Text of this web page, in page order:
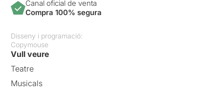
Canal oficial de venta
Compra 100% segura
Disseny i programació:
Copymouse
Vull veure
Teatre
Musicals